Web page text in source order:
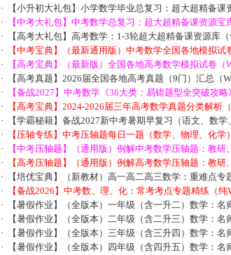
·
【小升初大礼包】小学数学毕业总复习：超大超精备课
·
【中考大礼包】中考数学总复习：超大超精备课资源宝
·
【高考大礼包】高考数学：1-3轮超大超精备课资源库
·
【中考宝典】（最新通用版）中考数学全国各地模拟试
·
【高考宝典】（最新版）全国各地高考数学模拟试卷（
·
【高考真题】2026届全国各地高考真题（9门）汇总（
·
【备战2027】中考数学《36大类：易错题型全突破攻略
·
【高考宝典】2024-2026届三年高考数学真题分类解析
·
【学霸秘籍】备战2027新中考暑期早复习（语文、数学
·
【压轴专练】中考压轴题每日一题（数学、物理、化学
·
【中考压轴题】（通用版）例解中考数学压轴题：教研
·
【高考压轴题】（通用版）例解高考数学压轴题：教研
·
【培优宝典】（新教材）高一高二高三数学：重难点专
·
【备战2026】中考数、理、化：常考考点专题精练（纯
·
【暑假作业】（全版本）一年级（含一升二）数学：名
·
【暑假作业】（全版本）二年级（含二升三）数学：名
·
【暑假作业】（全版本）三年级（含三升四）数学：名
·
【暑假作业】（全版本）四年级（含四升五）数学：名